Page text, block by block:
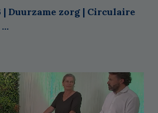
| Duurzame zorg | Circulaire